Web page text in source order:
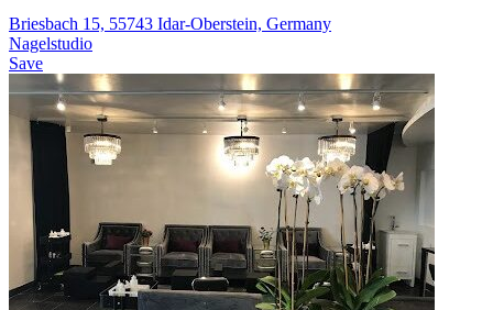
Briesbach 15, 55743 Idar-Oberstein, Germany
Nagelstudio
Save